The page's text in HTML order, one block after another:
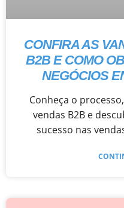
CONFIRA AS
B2B E COMO
NEGÓCIOS
Conheça o
vendas B2B e
sucesso nas